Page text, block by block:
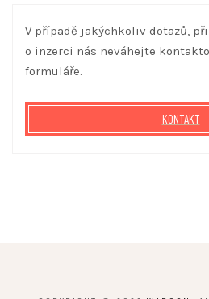
V případě jakýchkoliv dotazů,
o inzerci nás neváhejte
formuláře.
KONTAKT